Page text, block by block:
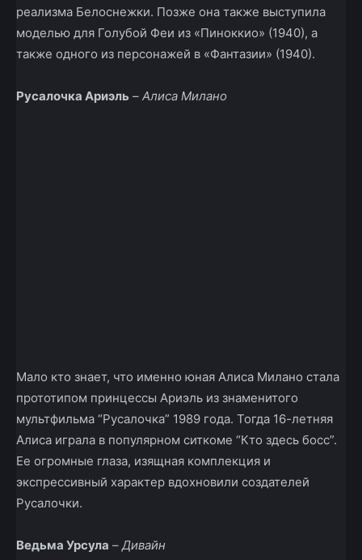
реализма Белоснежки. Позже она также выступила
моделью для Голубой Феи из «Пиноккио» (1940), а
также одного из персонажей в «Фантазии» (1940).
Русалочка Ариэль – Алиса Милано
Мало кто знает, что именно юная Алиса Милано стала
прототипом принцессы Ариэль из знаменитого
мультфильма “Русалочка” 1989 года. Тогда 16-летняя
Алиса играла в популярном ситкоме “Кто здесь босс”.
Ее огромные глаза, изящная комплекция и
экспрессивный характер вдохновили создателей
Русалочки.
Ведьма Урсула – Дивайн